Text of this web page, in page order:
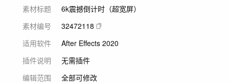
素材标题
6k震撼倒计时（超宽屏）
素材编号
32472118
适用软件
After Effects 2020
插件说明
无需插件
编辑范围
全部可修改